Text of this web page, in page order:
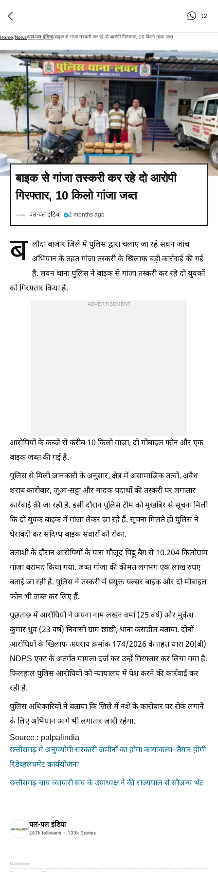
12
Home/News/पल-पल इंडिया/बाइक से गांजा तस्करी कर रहे दो आरोपी गिरफ्तार, 10 किलो गांजा जब्त
बाइक से गांजा तस्करी कर रहे दो आरोपी
गिरफ्तार, 10 किलो गांजा जब्त
पल-पल इंडिया 2 months ago
ब लौदा बाजार जिले में पुलिस द्वारा चलाए जा रहे सघन जांच
अभियान के तहत गांजा तस्करी के खिलाफ बड़ी कार्रवाई की गई
है. लवन थाना पुलिस ने बाइक से गांजा तस्करी कर रहे दो युवकों
को गिरफ्तार किया है.
ADVERTISEMENT
आरोपियों के कब्जे से करीब 10 किलो गांजा, दो मोबाइल फोन और एक
बाइक जब्त की गई है.
पुलिस से मिली जानकारी के अनुसार, क्षेत्र में असामाजिक तत्वों, अवैध
शराब कारोबार, जुआ-सट्टा और मादक पदार्थों की तस्करी पर लगातार
कार्रवाई की जा रही है. इसी दौरान पुलिस टीम को मुखबिर से सूचना मिली
कि दो युवक बाइक में गांजा लेकर जा रहे हैं. सूचना मिलते ही पुलिस ने
घेराबंदी कर संदिग्ध बाइक सवारों को रोका.
तलाशी के दौरान आरोपियों के पास मौजूद पिट्ठू बैग से 10.204 किलोग्राम
गांजा बरामद किया गया. जब्त गांजा की कीमत लगभग एक लाख रुपए
बताई जा रही है. पुलिस ने तस्करी में प्रयुक्त पल्सर बाइक और दो मोबाइल
फोन भी जब्त कर लिए हैं.
पूछताछ में आरोपियों ने अपना नाम लखन वर्मा (25 वर्ष) और मुकेश
कुमार ध्रुव (23 वर्ष) निवासी ग्राम छांछी, थाना कसडोल बताया. दोनों
आरोपियों के खिलाफ अपराध क्रमांक 174/2026 के तहत धारा 20(बी)
NDPS एक्ट के अंतर्गत मामला दर्ज कर उन्हें गिरफ्तार कर लिया गया है.
फिलहाल पुलिस आरोपियों को न्यायालय में पेश करने की कार्रवाई कर
रही है.
पुलिस अधिकारियों ने बताया कि जिले में नशे के कारोबार पर रोक लगाने
के लिए अभियान आगे भी लगातार जारी रहेगा.
Source : palpalindia
छत्तीसगढ़ में अनुपयोगी सरकारी जमीनों का होगा कायाकल्प- तैयार होगी
रिडेव्हलपमेंट कार्ययोजना
छत्तीसगढ़ चाय व्यापारी संघ के उपाध्यक्ष ने की राज्यपाल से सौजन्य भेंट
पल-पल इंडिया
267k followers 139k Stories
Dailyhunt